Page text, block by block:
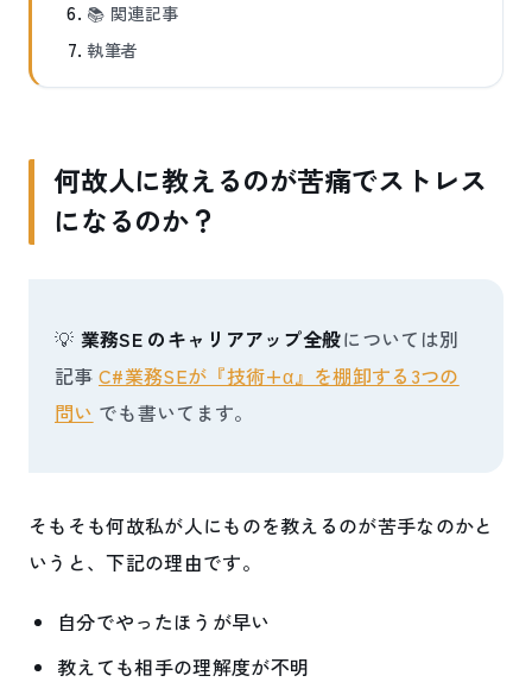
📚 関連記事
執筆者
何故人に教えるのが苦痛でストレス
になるのか？
💡 業務SE のキャリアアップ全般については別
記事 C#業務SEが『技術+α』を棚卸する3つの
問い でも書いてます。
そもそも何故私が人にものを教えるのが苦手なのかと
いうと、下記の理由です。
自分でやったほうが早い
教えても相手の理解度が不明